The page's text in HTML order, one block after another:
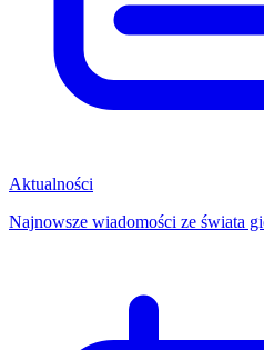
Aktualności
Najnowsze wiadomości ze świata